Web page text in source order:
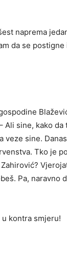
naprema
da se postigne
Ali sine, kako da
veze sine.
Tko je
Pa, naravno
kontra smjeru!